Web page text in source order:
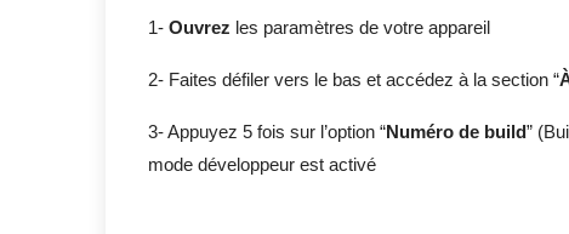
1- Ouvrez les paramètres de votre appareil
2- Faites défiler vers le bas et accédez à la section “
3- Appuyez 5 fois sur l’option “Numéro de build”
mode développeur est activé